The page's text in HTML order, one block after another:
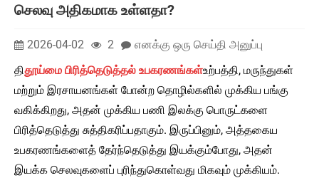
செலவு அதிகமாக உள்ளதா?
2026-04-02 2
எனக்கு ஒரு செய்தி அனுப்பு
திதூய்மை பிரித்தெடுத்தல் உபகரணங்கள்உற்பத்தி, மருந்துகள்
மற்றும் இரசாயனங்கள் போன்ற தொழில்களில் முக்கிய பங்கு
வகிக்கிறது, அதன் முக்கிய பணி இலக்கு பொருட்களை
பிரித்தெடுத்து சுத்திகரிப்பதாகும். இருப்பினும், அத்தகைய
உபகரணங்களைத் தேர்ந்தெடுத்து இயக்கும்போது, ​​அதன்
இயக்க செலவுகளைப் புரிந்துகொள்வது மிகவும் முக்கியம்.